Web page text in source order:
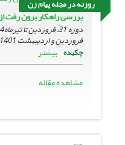
روزنه در مجله پیام زن
بررسی راهکار برون رفت
فروردین و اردیبهشت 1401، صفحه
چکیده بیشتر
مشاهده مقاله